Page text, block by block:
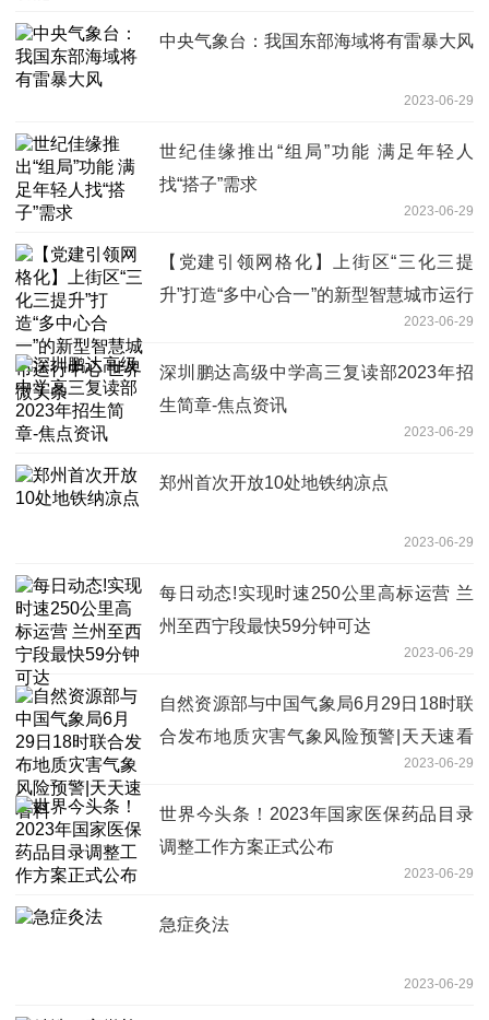
中央气象台：我国东部海域将有雷暴大风
2023-06-29
世纪佳缘推出“组局”功能 满足年轻人
找“搭子”需求
2023-06-29
【党建引领网格化】上街区“三化三提
升”打造“多中心合一”的新型智慧城市运行
2023-06-29
深圳鹏达高级中学高三复读部2023年招
生简章-焦点资讯
2023-06-29
郑州首次开放10处地铁纳凉点
2023-06-29
每日动态!实现时速250公里高标运营 兰
州至西宁段最快59分钟可达
2023-06-29
自然资源部与中国气象局6月29日18时联
合发布地质灾害气象风险预警|天天速看
2023-06-29
世界今头条！2023年国家医保药品目录
调整工作方案正式公布
2023-06-29
急症灸法
2023-06-29